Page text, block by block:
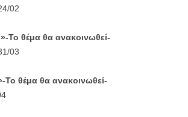
02
-Το θέμα θα ανακοινωθεί-
03
-Το θέμα θα ανακοινωθεί-